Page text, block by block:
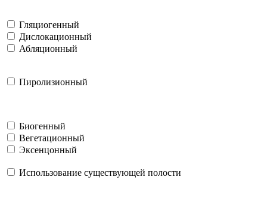
Гляциогенный
Дислокационный
Абляционный
Пиролизионный
Биогенный
Вегетационный
Эксенцонный
Использование существующей полости